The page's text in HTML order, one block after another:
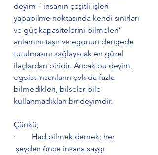
deyim “ insanın çeşitli işleri
yapabilme noktasında kendi sınırları
ve güç kapasitelerini bilmeleri”
anlamını taşır ve egonun dengede
tutulmasını sağlayacak en güzel
ilaçlardan biridir. Ancak bu deyim,
egoist insanların çok da fazla
bilmedikleri, bilseler bile
kullanmadıkları bir deyimdir.
Çünkü;
·        Had bilmek demek; her
şeyden önce insana saygı